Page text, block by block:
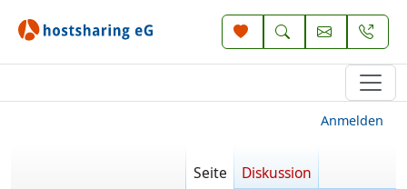
Anmelden
Seite Diskussion